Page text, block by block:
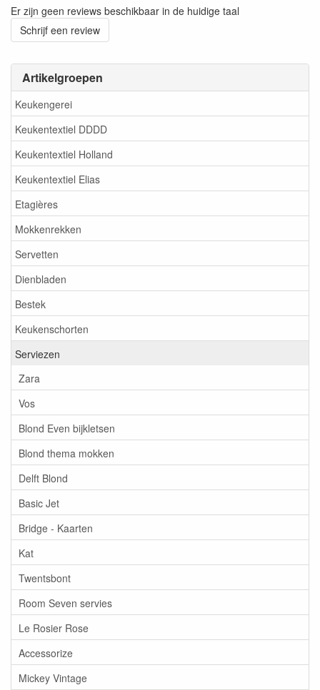
Artikelgroepen
Keukengerei
Keukentextiel DDDD
Keukentextiel Holland
Keukentextiel Elias
Etagières
Mokkenrekken
Servetten
Dienbladen
Bestek
Keukenschorten
Serviezen
Zara
Vos
Blond Even bijkletsen
Blond thema mokken
Delft Blond
Basic Jet
Bridge - Kaarten
Kat
Twentsbont
Room Seven servies
Le Rosier Rose
Accessorize
Mickey Vintage
Er zijn geen reviews beschikbaar in de huidige taal
Schrijf een review